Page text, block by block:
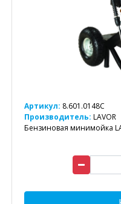
Артикул: 8.601.0148C
Производитель: LAVOR
Бензиновая минимойка